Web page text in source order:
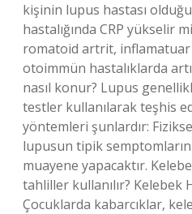
kişinin lupus hastası
hastalığında CRP yükselir
romatoid artrit, inflamatuar
otoimmün hastalıklarda
nasıl konur? Lupus
testler kullanılarak teşhis
yöntemleri şunlardır:
lupusun tipik
muayene yapacaktır.
tahliller kullanılır? Kelebek
Çocuklarda kabarcıklar,